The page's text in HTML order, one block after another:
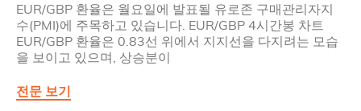
EUR/GBP 환율은 월요일에 발표될 유로존 구매관리자지
수(PMI)에 주목하고 있습니다. EUR/GBP 4시간봉 차트
EUR/GBP 환율은 0.83선 위에서 지지선을 다지려는 모습
을 보이고 있으며, 상승분이
전문 보기